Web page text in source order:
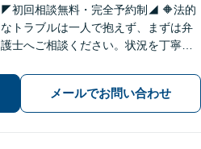
◤初回相談無料・完全予約制◢ 🔶法的
なトラブルは一人で抱えず、まずは弁
護士へご相談ください。状況を丁寧に
ます。弁護士があなたの権利を守るた
め、誠実にサポート。 【刑事・事故・
相続・労災・離婚・不動産・企業法
務】
メールでお問い合わせ